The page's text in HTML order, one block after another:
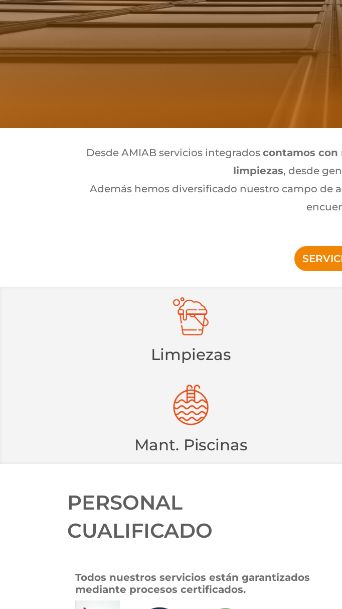
Desde AMIAB servicios integrados contamos con
limpiezas, desde
Además hemos diversificado nuestro campo de
Limpiezas
Mant. Piscinas
PERSONAL
CUALIFICADO
Todos nuestros servicios están garantizados
mediante procesos certificados.